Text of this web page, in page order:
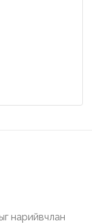
нарийвчлан